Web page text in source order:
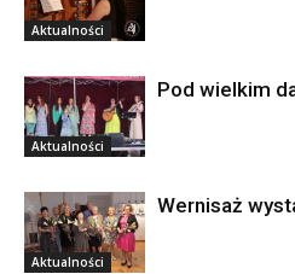
Aktualności
Aktualności
Pod wielkim
Aktualności
Wernisaż